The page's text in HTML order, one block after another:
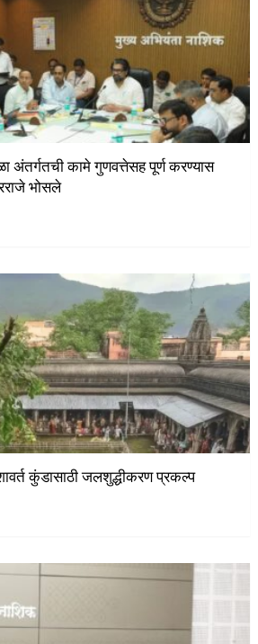
अंतर्गतची कामे गुणवत्तेसह पूर्ण करण्यास
भोसले
कुंडासाठी जलशुद्धीकरण प्रकल्प